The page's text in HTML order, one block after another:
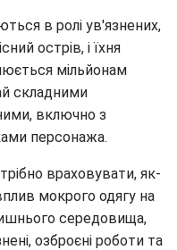
в ролі ув'язнених,
острів, і їхня
мільйонам
складними
включно з
персонажа.
враховувати, як-
мокрого одягу на
середовища,
озброєні роботи та